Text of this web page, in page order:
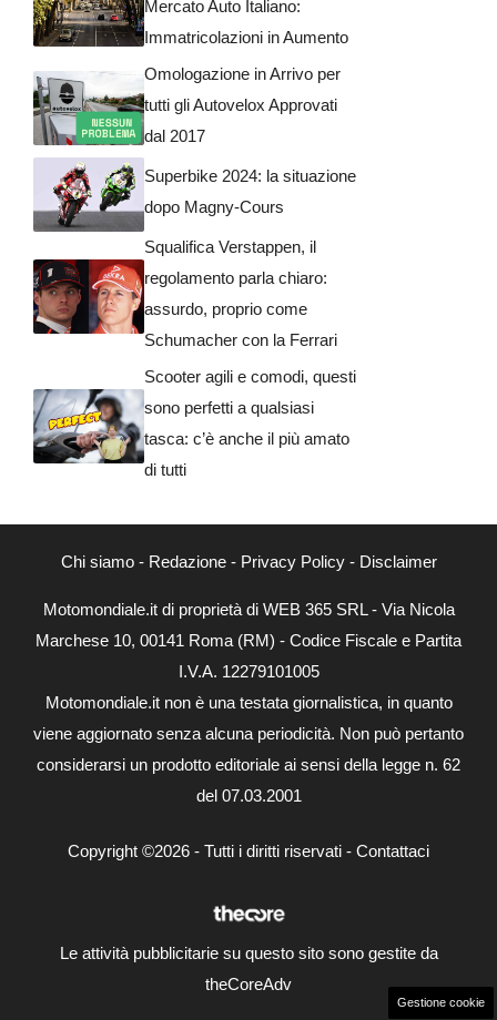
Mercato Auto Italiano:
Immatricolazioni in Aumento
Omologazione in Arrivo per
tutti gli Autovelox Approvati
dal 2017
Superbike 2024: la situazione
dopo Magny-Cours
Squalifica Verstappen, il
regolamento parla chiaro:
assurdo, proprio come
Schumacher con la Ferrari
Scooter agili e comodi, questi
sono perfetti a qualsiasi
tasca: c’è anche il più amato
di tutti
Chi siamo- Redazione- Privacy Policy- Disclaimer
Motomondiale.it di proprietà di WEB 365 SRL - Via Nicola
Marchese 10, 00141 Roma (RM) - Codice Fiscale e Partita
I.V.A. 12279101005
Motomondiale.it non è una testata giornalistica, in quanto
viene aggiornato senza alcuna periodicità. Non può pertanto
considerarsi un prodotto editoriale ai sensi della legge n. 62
del 07.03.2001
Copyright ©2026 - Tutti i diritti riservati - Contattaci
Le attività pubblicitarie su questo sito sono gestite da
theCoreAdv
Gestione cookie